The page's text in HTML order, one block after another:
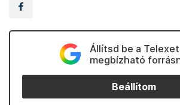
Állítsd be a Telexet
megbízható
Beállítom